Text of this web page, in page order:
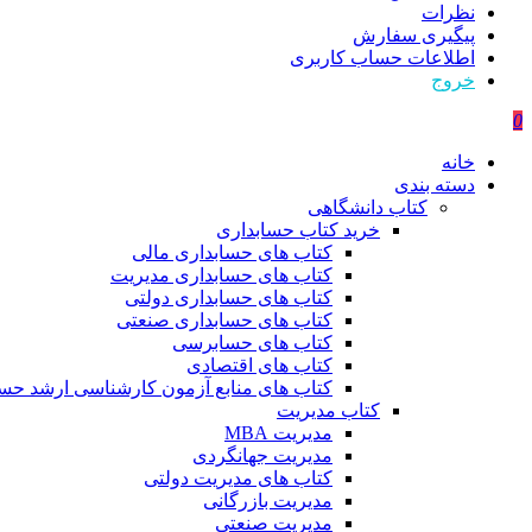
نظرات
پیگیری سفارش
اطلاعات حساب كاربری
خروج
0
خانه
دسته بندی
کتاب دانشگاهی
خرید کتاب حسابداری
کتاب های حسابداری مالی
کتاب های حسابداری مدیریت
کتاب های حسابداری دولتی
کتاب های حسابداری صنعتی
کتاب های حسابرسی
کتاب های اقتصادی
کتاب های منابع آزمون کارشناسی ارشد
کتاب مدیریت
مدیریت MBA
مدیریت جهانگردی
کتاب های مدیریت دولتی
مدیریت بازرگانی
مدیریت صنعتی